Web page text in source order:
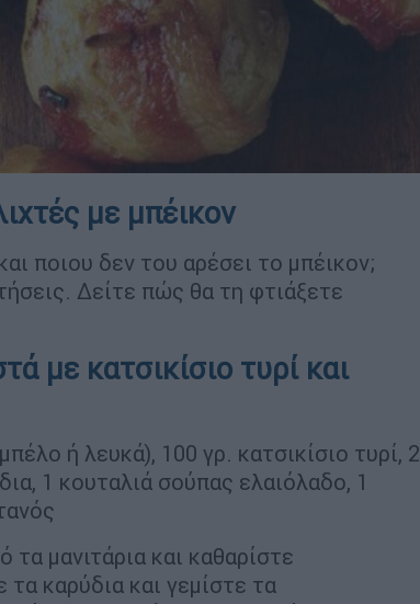
με μπέικον
ποιου δεν του αρέσει το μπέικον;
Δείτε πώς θα τη φτιάξετε
με κατσικίσιο τυρί και
ή λευκά), 100 γρ. κατσικίσιο τυρί, 2
1 κουταλιά σούπας ελαιόλαδο, 1
μανιτάρια και καθαρίστε
καρύδια και γεμίστε τα